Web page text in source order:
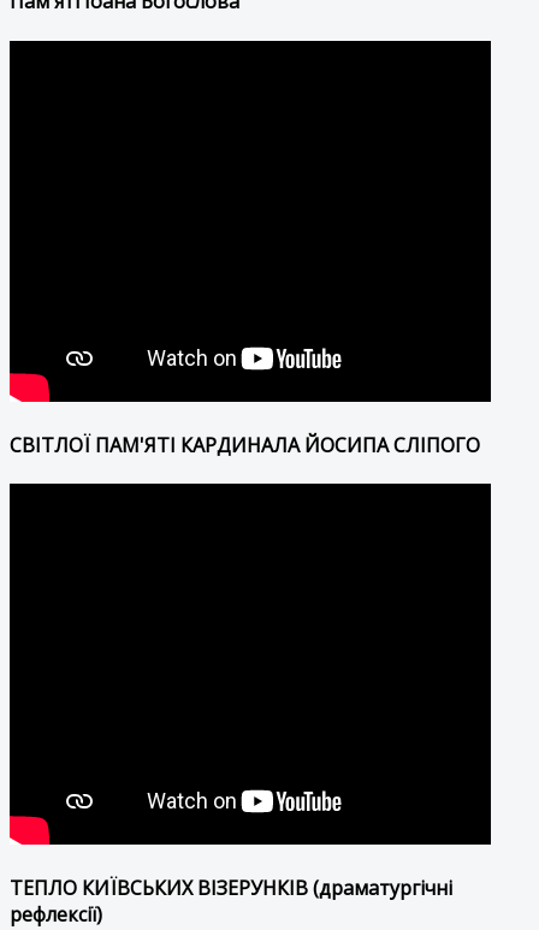
СВІТЛОЇ ПАМ'ЯТІ КАРДИНАЛА ЙОСИПА СЛІПОГО
ТЕПЛО КИЇВСЬКИХ ВІЗЕРУНКІВ (драматургічні
рефлексії)